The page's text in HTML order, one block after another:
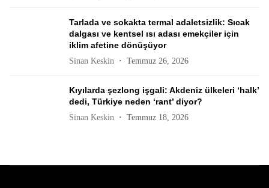
Tarlada ve sokakta termal adaletsizlik: Sıcak
dalgası ve kentsel ısı adası emekçiler için
iklim afetine dönüşüyor
Sinan Keskin Temmuz 26, 2026
Kıyılarda şezlong işgali: Akdeniz ülkeleri ‘halk’
dedi, Türkiye neden ‘rant’ diyor?
Sinan Keskin Temmuz 18, 2026